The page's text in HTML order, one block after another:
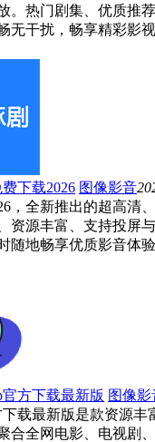
。热门剧集、优质推
无干扰，畅享精彩影视
下载2026 图像影音
，全新推出的超高清
资源丰富、支持投屏
随地畅享优质影音体验
方下载最新版 图像影
下载最新版是款资源丰
合全网电影、电视剧